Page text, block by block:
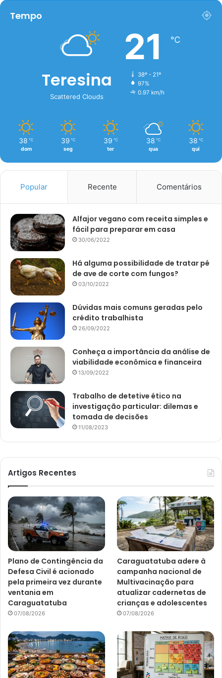
Tempo
Teresina
Scattered Clouds
21 ℃
38º - 21º
97%
0.97 km/h
38 ℃
dom
39 ℃
seg
39 ℃
ter
38 ℃
qua
38 ℃
qui
Popular Recente Comentários
Alfajor vegano com receita simples e
fácil para preparar em casa
30/06/2022
Há alguma possibilidade de tratar pé
de ave de corte com fungos?
03/10/2022
Dúvidas mais comuns geradas pelo
crédito trabalhista
26/09/2022
Conheça a importância da análise de
viabilidade econômica e financeira
13/09/2022
Trabalho de detetive ético na
investigação particular: dilemas e
tomada de decisões
11/08/2023
Artigos Recentes
Plano de Contingência da
Defesa Civil é acionado
pela primeira vez durante
ventania em
Caraguatatuba
07/08/2026
Caraguatatuba adere à
campanha nacional de
Multivacinação para
atualizar cadernetas de
crianças e adolescentes
07/08/2026